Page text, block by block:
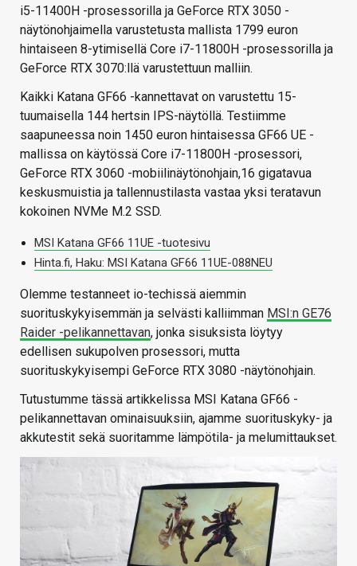
i5-11400H -prosessorilla ja GeForce RTX 3050 -
näytönohjaimella varustetusta mallista 1799 euron
hintaiseen 8-ytimisellä Core i7-11800H -prosessorilla ja
GeForce RTX 3070:llä varustettuun malliin.
Kaikki Katana GF66 -kannettavat on varustettu 15-
tuumaisella 144 hertsin IPS-näytöllä. Testiimme
saapuneessa noin 1450 euron hintaisessa GF66 UE -
mallissa on käytössä Core i7-11800H -prosessori,
GeForce RTX 3060 -mobiilinäytönohjain,16 gigatavua
keskusmuistia ja tallennustilasta vastaa yksi teratavun
kokoinen NVMe M.2 SSD.
MSI Katana GF66 11UE -tuotesivu
Hinta.fi, Haku: MSI Katana GF66 11UE-088NEU
Olemme testanneet io-techissä aiemmin
suorituskykyisemmän ja selvästi kalliimman MSI:n GE76
Raider -pelikannettavan, jonka sisuksista löytyy
edellisen sukupolven prosessori, mutta
suorituskykyisempi GeForce RTX 3080 -näytönohjain.
Tutustumme tässä artikkelissa MSI Katana GF66 -
pelikannettavan ominaisuuksiin, ajamme suorituskyky- ja
akkutestit sekä suoritamme lämpötila- ja melumittaukset.